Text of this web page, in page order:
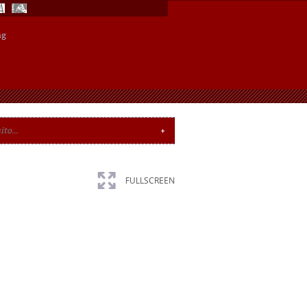
FULLSCREEN